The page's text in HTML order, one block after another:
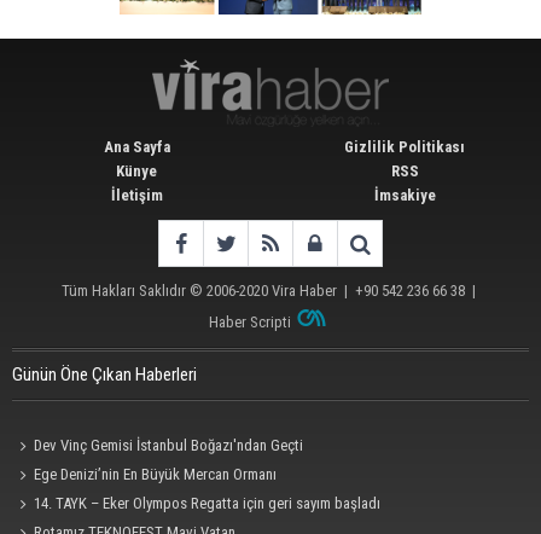
Ana Sayfa
Künye
İletişim
Gizlilik Politikası
RSS
İmsakiye
Tüm Hakları Saklıdır © 2006-2020 Vira Haber | +90 542 236 66 38 |
Haber Scripti
Günün Öne Çıkan Haberleri
Dev Vinç Gemisi İstanbul Boğazı'ndan Geçti
Ege Denizi’nin En Büyük Mercan Ormanı
14. TAYK – Eker Olympos Regatta için geri sayım başladı